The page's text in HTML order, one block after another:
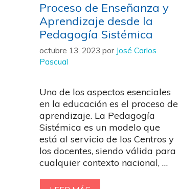
Proceso de Enseñanza y
Aprendizaje desde la
Pedagogía Sistémica
octubre 13, 2023 por José Carlos
Pascual
Uno de los aspectos esenciales
en la educación es el proceso de
aprendizaje. La Pedagogía
Sistémica es un modelo que
está al servicio de los Centros y
los docentes, siendo válida para
cualquier contexto nacional, …